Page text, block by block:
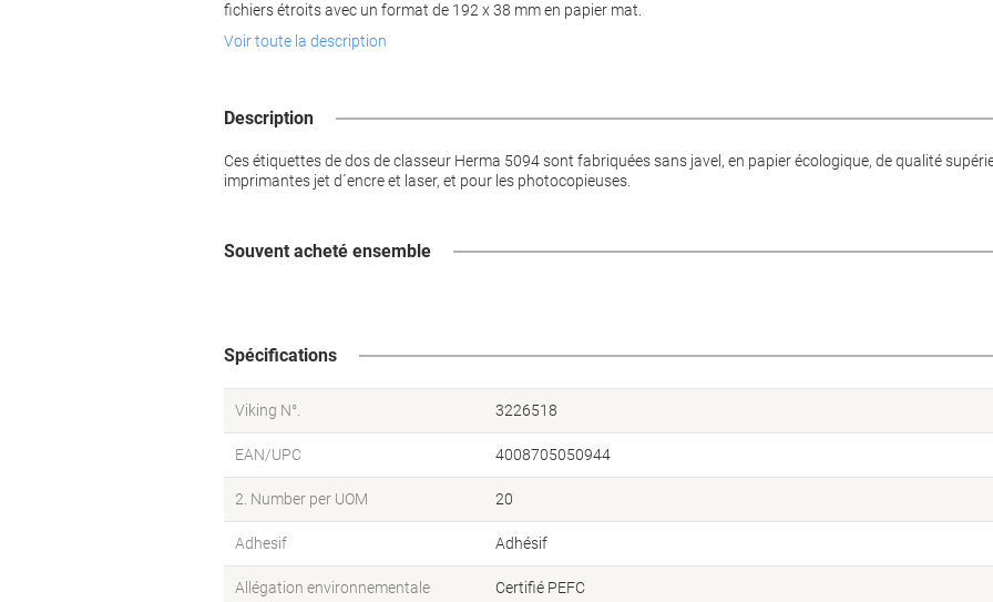
fichiers étroits avec un format de 192 x 38 mm en papier mat.
Voir toute la description
Description
Ces étiquettes de dos de classeur Herma 5094 sont fabriquées sans javel, en papier écologique, de qualité
imprimantes jet d´encre et laser, et pour les photocopieuses.
Souvent acheté ensemble
Spécifications
Viking N°. 3226518
EAN/UPC 4008705050944
2. Number per UOM 20
Adhesif Adhésif
Allégation environnementale Certifié PEFC